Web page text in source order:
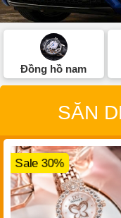
Đồng hồ nam
SĂN
Sale 30%